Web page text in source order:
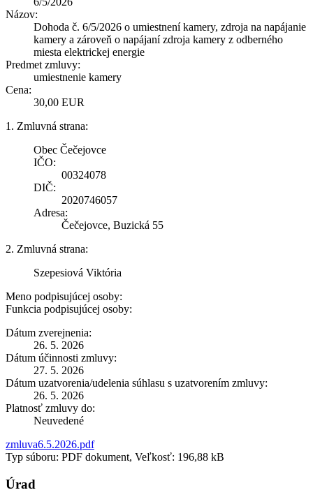
Názov:
Dohoda č. 6/5/2026 o umiestnení kamery, zdroja na napájanie
kamery a zároveň o napájaní zdroja kamery z odberného
miesta elektrickej energie
Predmet zmluvy:
umiestnenie kamery
Cena:
30,00 EUR
1. Zmluvná strana:
Obec Čečejovce
IČO:
00324078
DIČ:
2020746057
Adresa:
Čečejovce, Buzická 55
2. Zmluvná strana:
Szepesiová Viktória
Meno podpisujúcej osoby:
Funkcia podpisujúcej osoby:
Dátum zverejnenia:
26. 5. 2026
Dátum účinnosti zmluvy:
27. 5. 2026
Dátum uzatvorenia/udelenia súhlasu s uzatvorením zmluvy:
26. 5. 2026
Platnosť zmluvy do:
Neuvedené
zmluva6.5.2026.pdf
Typ súboru: PDF dokument, Veľkosť: 196,88 kB
Úrad